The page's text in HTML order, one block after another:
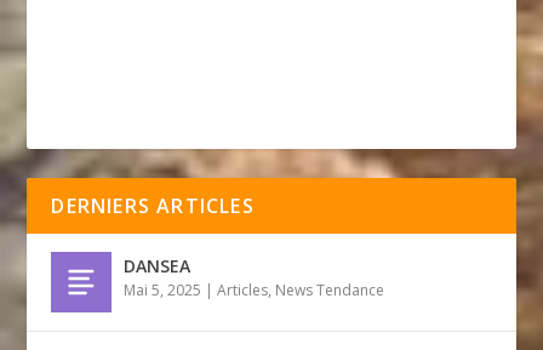
DERNIERS ARTICLES
DANSEA
Mai 5, 2025 |Articles, News Tendance